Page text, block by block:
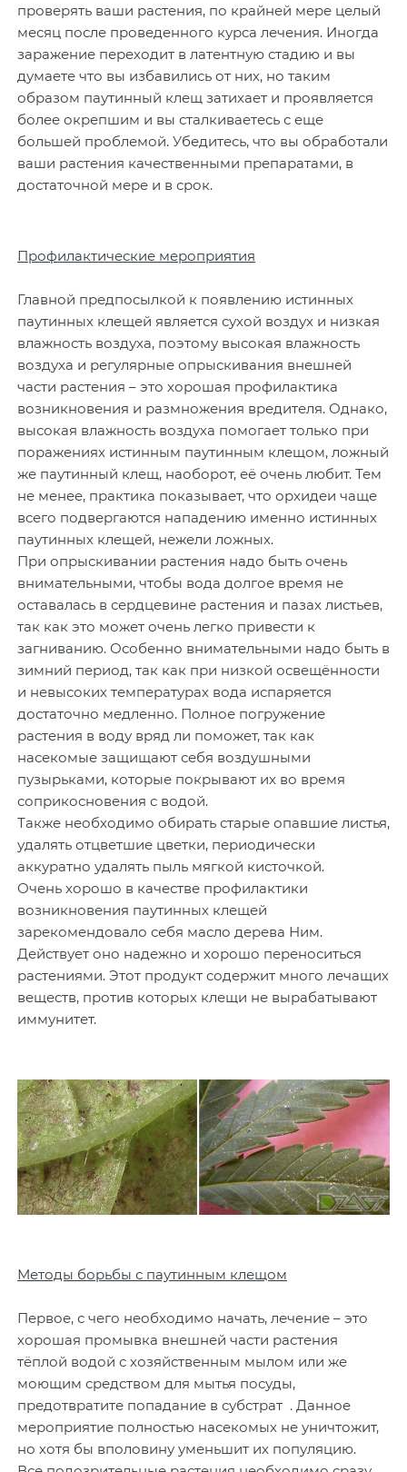
проверять ваши растения, по крайней мере целый
месяц после проведенного курса лечения. Иногда
заражение переходит в латентную стадию и вы
думаете что вы избавились от них, но таким
образом паутинный клещ затихает и проявляется
более окрепшим и вы сталкиваетесь с еще
большей проблемой. Убедитесь, что вы обработали
ваши растения качественными препаратами, в
достаточной мере и в срок.
Профилактические мероприятия
Главной предпосылкой к появлению истинных
паутинных клещей является сухой воздух и низкая
влажность воздуха, поэтому высокая влажность
воздуха и регулярные опрыскивания внешней
части растения – это хорошая профилактика
возникновения и размножения вредителя. Однако,
высокая влажность воздуха помогает только при
поражениях истинным паутинным клещом, ложный
же паутинный клещ, наоборот, её очень любит. Тем
не менее, практика показывает, что орхидеи чаще
всего подвергаются нападению именно истинных
паутинных клещей, нежели ложных.
При опрыскивании растения надо быть очень
внимательными, чтобы вода долгое время не
оставалась в сердцевине растения и пазах листьев,
так как это может очень легко привести к
загниванию. Особенно внимательными надо быть в
зимний период, так как при низкой освещённости
и невысоких температурах вода испаряется
достаточно медленно. Полное погружение
растения в воду вряд ли поможет, так как
насекомые защищают себя воздушными
пузырьками, которые покрывают их во время
соприкосновения с водой.
Также необходимо обирать старые опавшие листья,
удалять отцветшие цветки, периодически
аккуратно удалять пыль мягкой кисточкой.
Очень хорошо в качестве профилактики
возникновения паутинных клещей
зарекомендовало себя масло дерева Ним.
Действует оно надежно и хорошо переноситься
растениями. Этот продукт содержит много лечащих
веществ, против которых клещи не вырабатывают
иммунитет.
Методы борьбы с паутинным клещом
Первое, с чего необходимо начать, лечение – это
хорошая промывка внешней части растения
тёплой водой с хозяйственным мылом или же
моющим средством для мытья посуды,
предотвратите попадание в субстрат . Данное
мероприятие полностью насекомых не уничтожит,
но хотя бы вполовину уменьшит их популяцию.